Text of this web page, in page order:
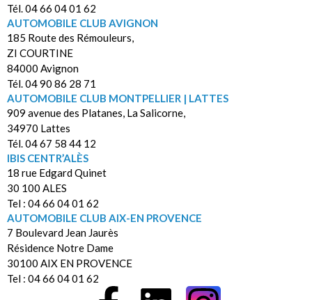
Tél. 04 66 04 01 62
AUTOMOBILE CLUB AVIGNON
185 Route des Rémouleurs,
ZI COURTINE
84000 Avignon
Tél. 04 90 86 28 71
AUTOMOBILE CLUB MONTPELLIER | LATTES
909 avenue des Platanes, La Salicorne,
34970 Lattes
Tél. 04 67 58 44 12
IBIS CENTR’ALÈS
18 rue Edgard Quinet
30 100 ALES
Tel : 04 66 04 01 62
AUTOMOBILE CLUB AIX-EN PROVENCE
7 Boulevard Jean Jaurès
Résidence Notre Dame
30100 AIX EN PROVENCE
Tel : 04 66 04 01 62